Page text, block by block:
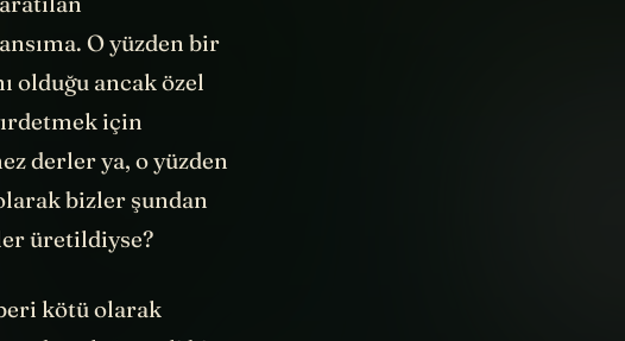
O yüzden bir
olduğu ancak özel
için
derler ya, o yüzden
bizler şundan
üretildiyse?
kötü olarak